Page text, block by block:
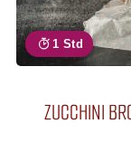
1 Std
ZUCCHINI